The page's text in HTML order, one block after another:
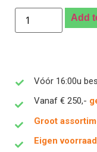
Add
Vóór 16:00u
Vanaf € 250,-
Groot
Eigen voorraad